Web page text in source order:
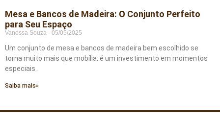
Mesa e Bancos de Madeira: O Conjunto Perfeito
para Seu Espaço
Vanessa Souza 05/05/2025
Um conjunto de mesa e bancos de madeira bem escolhido se
torna muito mais que mobília, é um investimento em momentos
especiais.
Saiba mais»